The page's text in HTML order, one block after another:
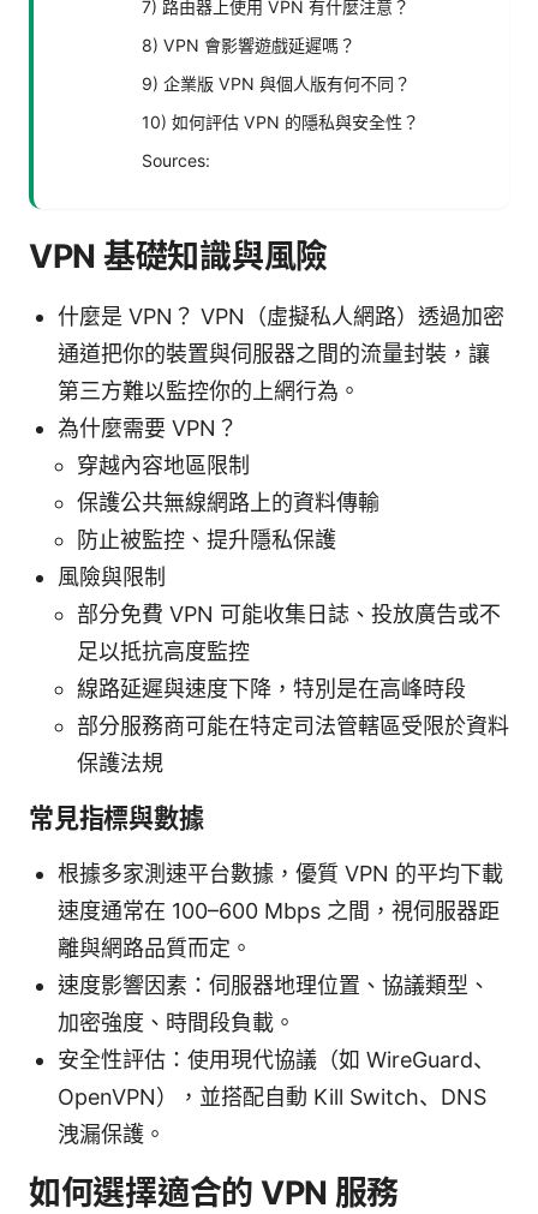
7) 路由器上使用 VPN 有什麼注意？
8) VPN 會影響遊戲延遲嗎？
9) 企業版 VPN 與個人版有何不同？
10) 如何評估 VPN 的隱私與安全性？
Sources:
VPN 基礎知識與風險
什麼是 VPN？ VPN（虛擬私人網路）透過加密
通道把你的裝置與伺服器之間的流量封裝，讓
第三方難以監控你的上網行為。
為什麼需要 VPN？
穿越內容地區限制
保護公共無線網路上的資料傳輸
防止被監控、提升隱私保護
風險與限制
部分免費 VPN 可能收集日誌、投放廣告或不
足以抵抗高度監控
線路延遲與速度下降，特別是在高峰時段
部分服務商可能在特定司法管轄區受限於資料
保護法規
常見指標與數據
根據多家測速平台數據，優質 VPN 的平均下載
速度通常在 100–600 Mbps 之間，視伺服器距
離與網路品質而定。
速度影響因素：伺服器地理位置、協議類型、
加密強度、時間段負載。
安全性評估：使用現代協議（如 WireGuard、
OpenVPN），並搭配自動 Kill Switch、DNS
洩漏保護。
如何選擇適合的 VPN 服務